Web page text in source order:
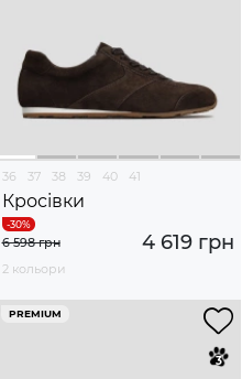
36 37 38 39 40 41
Кросівки
4 619 грн
6 598 грн
2 кольори
PREMIUM